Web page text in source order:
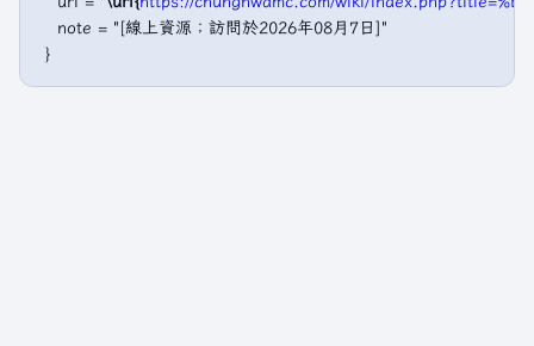
   note = "[線上資源；訪問於2026年08月7日]"